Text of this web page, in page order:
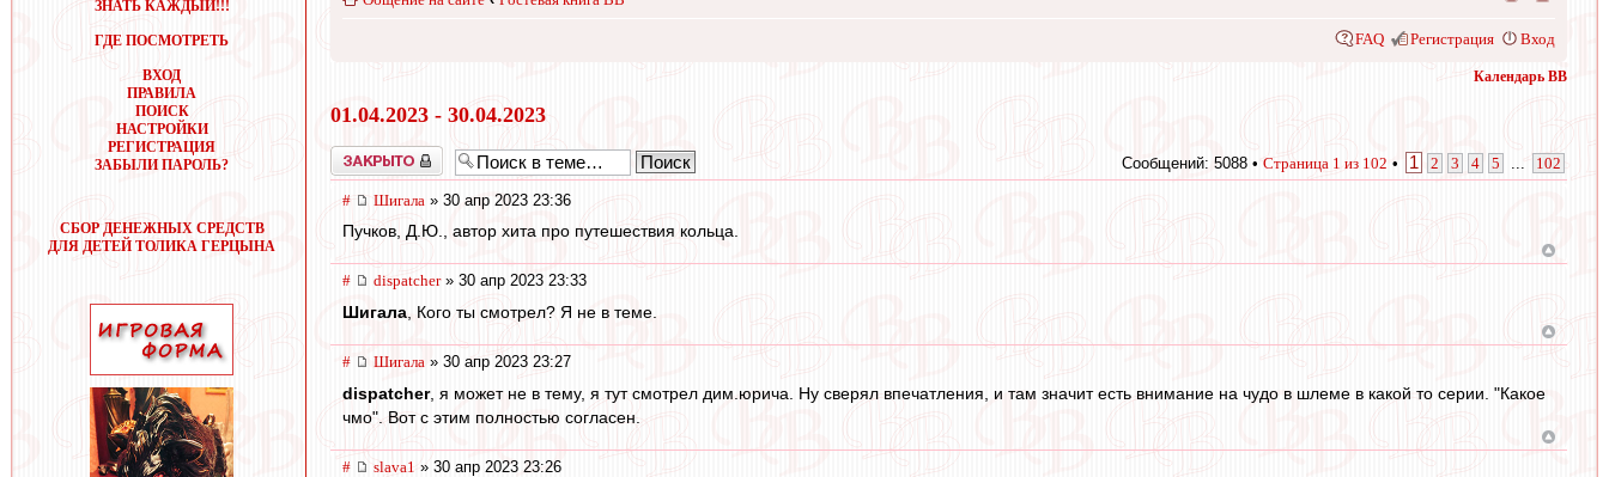
ЗНАТЬ КАЖДЫЙ!!!
ГДЕ ПОСМОТРЕТЬ
ВХОД
ПРАВИЛА
ПОИСК
НАСТРОЙКИ
РЕГИСТРАЦИЯ
ЗАБЫЛИ ПАРОЛЬ?
СБОР ДЕНЕЖНЫХ СРЕДСТВ
ДЛЯ ДЕТЕЙ ТОЛИКА ГЕРЦЫНА
FAQ Регистрация Вход
Календарь ВВ
01.04.2023 - 30.04.2023
Закрыто Сообщений: 5088 • Страница 1 из 102 • 1 2 3 4 5 102
# Шигала » 30 апр 2023 23:36
Пучков, Д.Ю., автор хита про путешествия кольца.
# dispatcher» 30 апр 2023 23:33
Шигала , Кого ты смотрел? Я не в теме.
# Шигала » 30 апр 2023 23:27
dispatcher, я может не в тему, я тут смотрел дим.юрича. Ну сверял впечатления, и там значит есть внимание на чудо в шлеме в какой то серии. "Какое
чмо". Вот с этим полностью согласен.
# slava1 » 30 апр 2023 23:26